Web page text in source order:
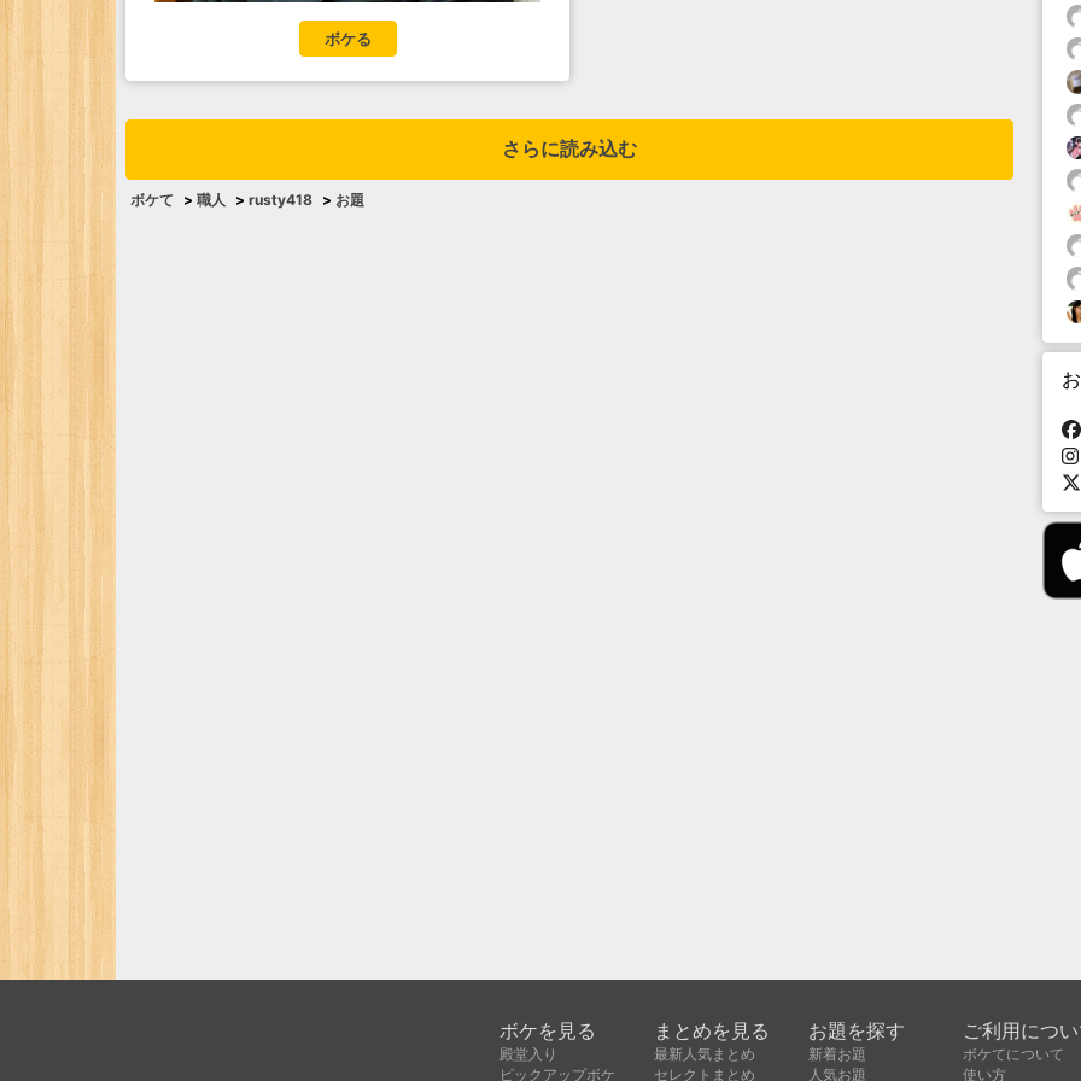
ボケる
さらに読み込む
ボケて > 職人 > rusty418 > お題
ボケを見る
殿堂入り
ピックアップボケ
まとめを見る
最新人気まとめ
セレクトまとめ
お題を探す
新着お題
人気お題
ご利用につ
ボケてについて
使い方